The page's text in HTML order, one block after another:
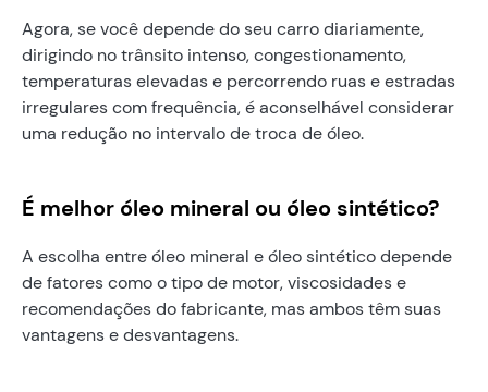
Agora, se você depende do seu carro diariamente,
dirigindo no trânsito intenso, congestionamento,
temperaturas elevadas e percorrendo ruas e estradas
irregulares com frequência, é aconselhável considerar
uma redução no intervalo de troca de óleo.
É melhor óleo mineral ou óleo sintético?
A escolha entre óleo mineral e óleo sintético depende
de fatores como o tipo de motor, viscosidades e
recomendações do fabricante, mas ambos têm suas
vantagens e desvantagens.